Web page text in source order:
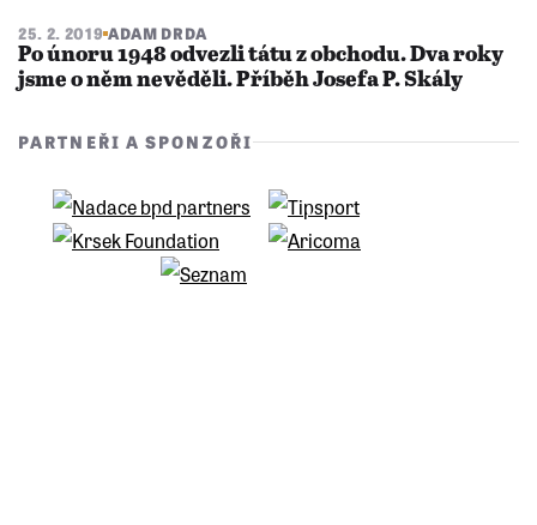
25. 2. 2019 ADAM DRDA
Po únoru 1948 odvezli tátu z obchodu. Dva roky
jsme o něm nevěděli. Příběh Josefa P. Skály
PARTNEŘI A SPONZOŘI